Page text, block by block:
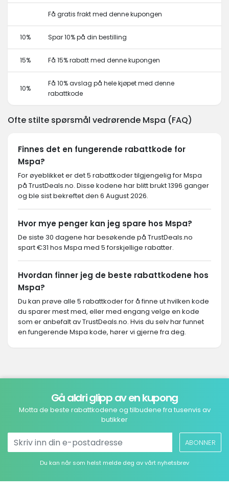
Få gratis frakt med denne kupongen
10% Spar 10% på din bestilling
15% Få 15% rabatt med denne kupongen
10%
Få 10% avslag på hele kjøpet med denne
rabattkode
Ofte stilte spørsmål vedrørende Mspa (FAQ)
Finnes det en fungerende rabattkode for
Mspa?
For øyeblikket er det 5 rabattkoder tilgjengelig for Mspa
på TrustDeals.no. Disse kodene har blitt brukt 1396 ganger
og ble sist bekreftet den 6 August 2026.
Hvor mye penger kan jeg spare hos Mspa?
De siste 30 dagene har besøkende på TrustDeals.no
spart €31 hos Mspa med 5 forskjellige rabatter.
Hvordan finner jeg de beste rabattkodene hos
Mspa?
Du kan prøve alle 5 rabattkoder for å finne ut hvilken kode
du sparer mest med, eller med engang velge en kode
som er anbefalt av TrustDeals.no. Hvis du selv har funnet
en fungerende Mspa kode, hører vi gjerne fra deg.
Gå aldri glipp av en kupong
Motta de beste rabattkodene og tilbudene fra tusenvis av
butikker
ABONNER
Du kan når som helst melde deg av vårt nyhetsbrev